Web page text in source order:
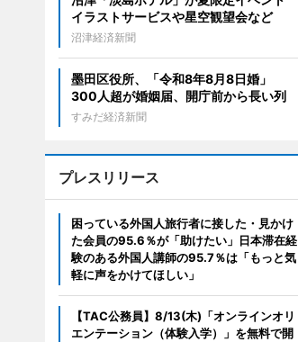
イラストサービスや星空観望会など
沼津経済新聞
墨田区役所、「令和8年8月8日婚」
300人超が婚姻届、開庁前から長い列
すみだ経済新聞
プレスリリース
困っている外国人旅行者に接した・見かけ
た会員の95.6％が「助けたい」日本滞在経
験のある外国人講師の95.7％は「もっと気
軽に声をかけてほしい」
【TAC公務員】8/13(木)「オンラインオリ
エンテーション（体験入学）」を無料で開